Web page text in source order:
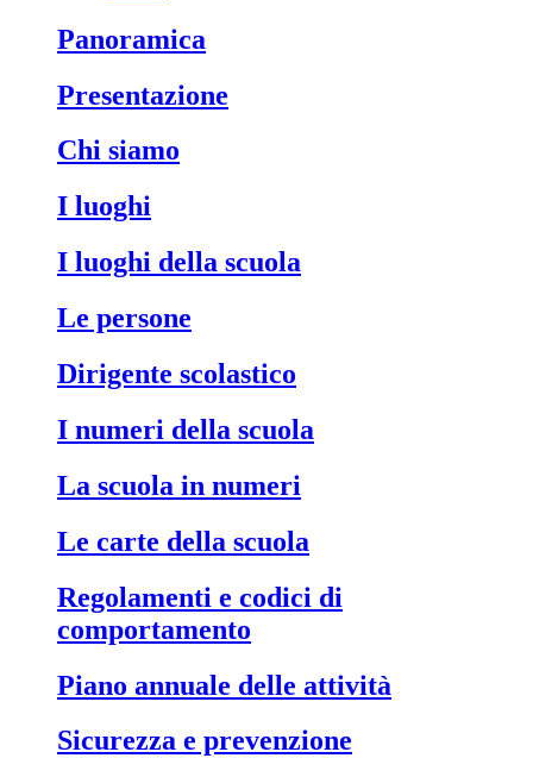
Panoramica
Presentazione
Chi siamo
I luoghi
I luoghi della scuola
Le persone
Dirigente scolastico
I numeri della scuola
La scuola in numeri
Le carte della scuola
Regolamenti e codici di
comportamento
Piano annuale delle attività
Sicurezza e prevenzione